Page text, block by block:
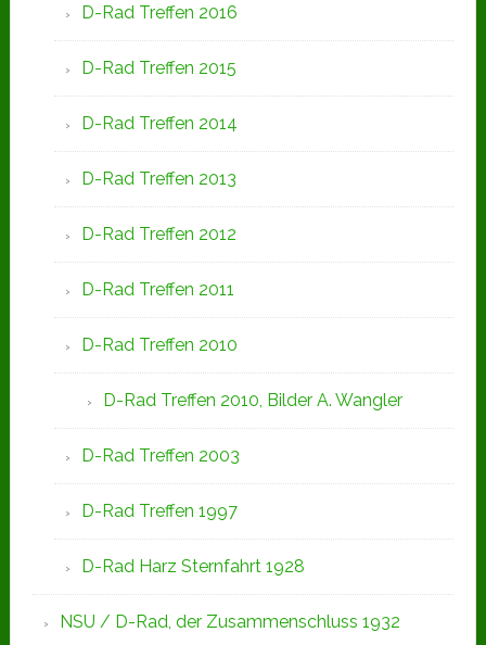
D-Rad Treffen 2016
D-Rad Treffen 2015
D-Rad Treffen 2014
D-Rad Treffen 2013
D-Rad Treffen 2012
D-Rad Treffen 2011
D-Rad Treffen 2010
D-Rad Treffen 2010, Bilder A. Wangler
D-Rad Treffen 2003
D-Rad Treffen 1997
D-Rad Harz Sternfahrt 1928
NSU / D-Rad, der Zusammenschluss 1932